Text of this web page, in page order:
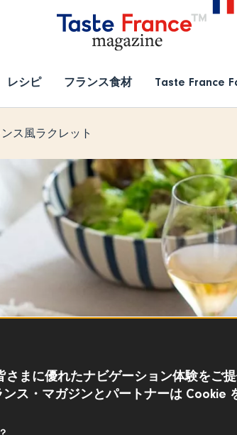
レシピ フランス食材 Taste France
ス風ラクレット
さまに優れたナビゲーション体験をご
ンス・マガジンとパートナーは Cookie